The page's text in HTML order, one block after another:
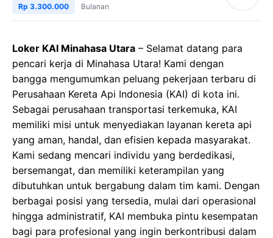
Rp 3.300.000 Bulanan
Loker KAI Minahasa Utara – Selamat datang para
pencari kerja di Minahasa Utara! Kami dengan
bangga mengumumkan peluang pekerjaan terbaru di
Perusahaan Kereta Api Indonesia (KAI) di kota ini.
Sebagai perusahaan transportasi terkemuka, KAI
memiliki misi untuk menyediakan layanan kereta api
yang aman, handal, dan efisien kepada masyarakat.
Kami sedang mencari individu yang berdedikasi,
bersemangat, dan memiliki keterampilan yang
dibutuhkan untuk bergabung dalam tim kami. Dengan
berbagai posisi yang tersedia, mulai dari operasional
hingga administratif, KAI membuka pintu kesempatan
bagi para profesional yang ingin berkontribusi dalam